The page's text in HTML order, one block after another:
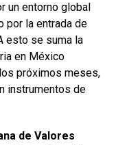
un entorno global
por la entrada de
esto se suma la
en México
próximos meses,
instrumentos de
de Valores